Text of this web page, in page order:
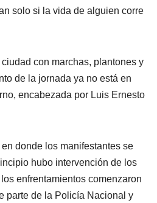
solo si la vida de alguien corre
con marchas, plantones y
de la jornada ya no está en
encabezada por Luis Ernesto
donde los manifestantes se
hubo intervención de los
enfrentamientos comenzaron
parte de la Policía Nacional y